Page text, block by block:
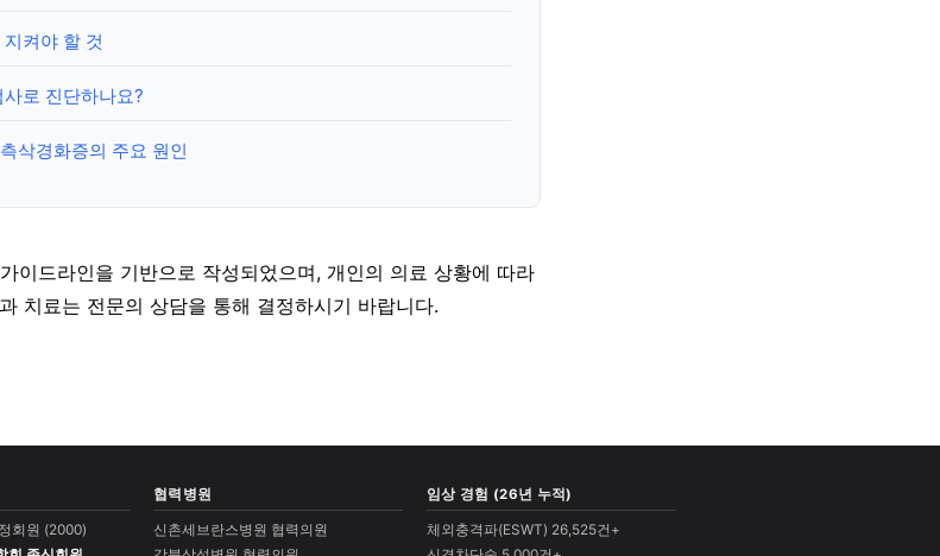
켜야 할 것
로 진단하나요?
삭경화증의 주요 원인
이드라인을 기반으로 작성되었으며, 개인의 의료 상황에 따라
치료는 전문의 상담을 통해 결정하시기 바랍니다.
회원 (2000)
협력병원
신촌세브란스병원 협력의원
임상 경험 (26년 누적)
체외충격파(ESWT) 26,525건+